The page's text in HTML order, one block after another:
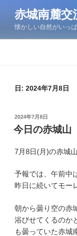
ン
赤城南麓交
懐かしい自然がいっ
日: 2024年7月8日
投
稿
日:
2024年7月8日
今日の赤城山
7月8日(月)の赤城山
予報では、午前中
昨日に続いてモー
朝から曇り空の赤
浴びせてくるのか
も曇っていた赤城